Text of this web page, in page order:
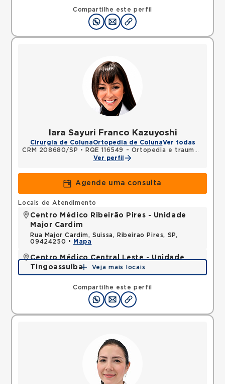
Compartilhe este perfil
Carapicuiba, SP, 06320090 •
Mapa
Iara Sayuri Franco Kazuyoshi
Cirurgia de ColunaOrtopedia de ColunaVer todas
CRM 208680/SP •
RQE 116549 - Ortopedia e traumatologia
Ver perfil
Agende uma consulta
Compartilhe este perfil
Locais de Atendimento
Centro Médico Ribeirão Pires - Unidade
Major Cardim
Rua Major Cardim, Suissa, Ribeirao Pires, SP,
09424250 •
Mapa
Centro Médico Central Leste - Unidade
Tingoassuíba
Rua Tingoassuiba, Vila Iolanda, Sao Paulo, SP,
Mapa
Veja mais locais